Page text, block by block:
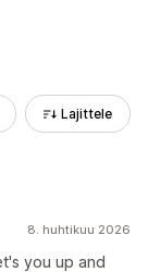
Lajittele
8. huhtikuu 2026
you up and